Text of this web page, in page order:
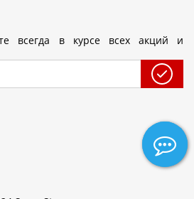
всегда в курсе всех акций и